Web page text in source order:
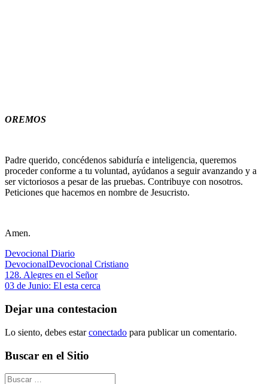
OREMOS
Padre querido, concédenos sabiduría e inteligencia, queremos
proceder conforme a tu voluntad, ayúdanos a seguir avanzando y a
ser victoriosos a pesar de las pruebas. Contribuye con nosotros.
Peticiones que hacemos en nombre de Jesucristo.
Amen.
Devocional Diario
DevocionalDevocional Cristiano
Navegación
de
entradas
Entrada
anterior:
128. Alegres en el Señor
Siguiente
03 de Junio: El esta cerca
Dejar una contestacion
Lo siento, debes estarconectado para publicar un comentario.
Buscar en el Sitio
Buscar: